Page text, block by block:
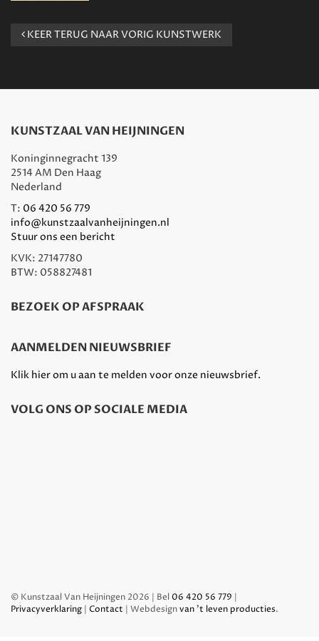
KEER TERUG NAAR VORIG KUNSTWERK
KUNSTZAAL VAN HEIJNINGEN
Koninginnegracht 139
2514 AM Den Haag
Nederland
T: 06 420 56 779
info@kunstzaalvanheijningen.nl
Stuur ons een bericht
KVK: 27147780
BTW: 058827481
BEZOEK OP AFSPRAAK
AANMELDEN NIEUWSBRIEF
Klik hier om u aan te melden voor onze nieuwsbrief.
VOLG ONS OP SOCIALE MEDIA
© Kunstzaal Van Heijningen 2026 | Bel 06 420 56 779 |
Privacyverklaring | Contact | Webdesignvan 't leven producties.